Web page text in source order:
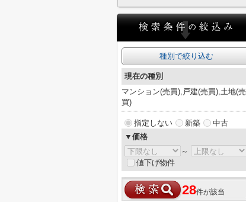
種別で絞り込む
現在の種別
マンション(売買),戸建(売買),土地(売
買)
指定しない 新築
中古
▼価格
～
値下げ物件
28件が該当